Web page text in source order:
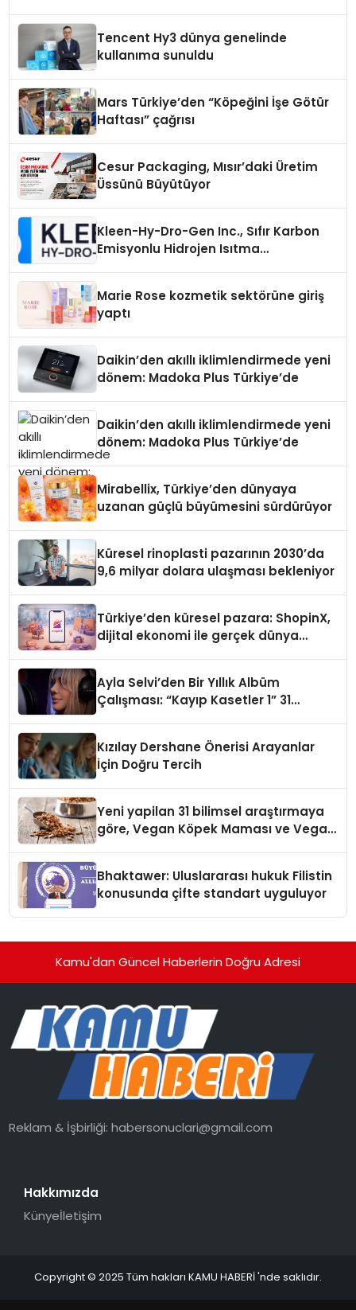
Tencent Hy3 dünya genelinde
kullanıma sunuldu
Mars Türkiye’den “Köpeğini İşe Götür
Haftası” çağrısı
Cesur Packaging, Mısır’daki Üretim
Üssünü Büyütüyor
Kleen-Hy-Dro-Gen Inc., Sıfır Karbon
Emisyonlu Hidrojen Isıtma
Marie Rose kozmetik sektörüne giriş
yaptı
Daikin’den akıllı iklimlendirmede yeni
dönem: Madoka Plus Türkiye’de
Daikin’den akıllı iklimlendirmede yeni
dönem: Madoka Plus Türkiye’de
Mirabellix, Türkiye’den dünyaya
uzanan güçlü büyümesini sürdürüyor
Küresel rinoplasti pazarının 2030’da
9,6 milyar dolara ulaşması bekleniyor
Türkiye’den küresel pazara: ShopinX,
dijital ekonomi ile gerçek dünya
Ayla Selvi’den Bir Yıllık Albüm
Çalışması: “Kayıp Kasetler 1” 31
Kızılay Dershane Önerisi Arayanlar
İçin Doğru Tercih
Yeni yapilan 31 bilimsel araştırmaya
göre, Vegan Köpek Maması ve Vegan
Bhaktawer: Uluslararası hukuk Filistin
konusunda çifte standart uyguluyor
Kamu'dan Güncel Haberlerin Doğru Adresi
Reklam & İşbirliği:habersonuclari@gmail.com
Hakkımızda
Künyeİletişim
Copyright © 2025 Tüm hakları KAMU HABERİ 'nde saklıdır.